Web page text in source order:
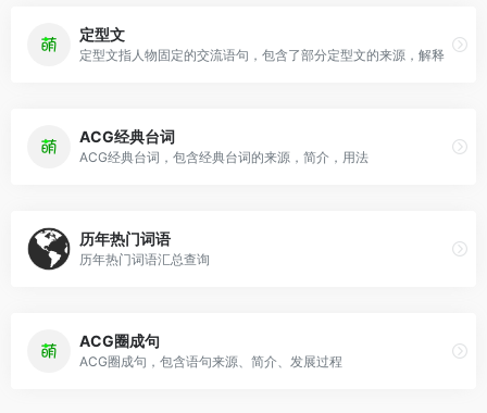
定型文
定型文指人物固定的交流语句，包含了部分定型文的来源，解释
ACG经典台词
ACG经典台词，包含经典台词的来源，简介，用法
历年热门词语
历年热门词语汇总查询
ACG圈成句
ACG圈成句，包含语句来源、简介、发展过程